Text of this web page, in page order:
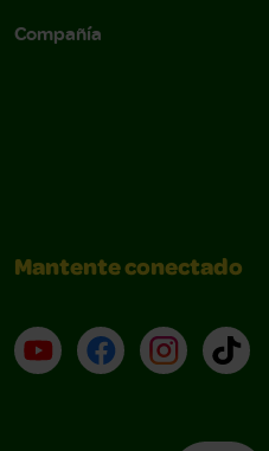
Compañía
Mantente conectado
YouTube (en inglés)
Facebook (en
Instagram